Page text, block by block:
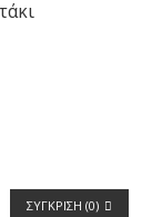
ΣΎΓΚΡΙΣΗ (0)